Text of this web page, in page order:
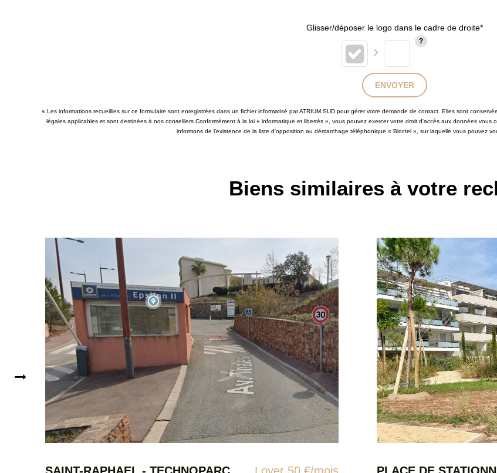
Glisser/déposer le logo dans le cadre de droite*
ENVOYER
« Les informations recueillies sur ce formulaire sont enregistrées dans un fichier informatisé par ATRIUM SUD pour gérer votre demande de contact. Elles sont
légales applicables et sont destinées à nos conseillers Conformément à la loi « informatique et libertés », vous pouvez exercer votre droit d'accès aux données vous
informons de l'existence de la liste d'opposition au démarchage téléphonique « Bloctel », sur laquelle vous pouvez
Biens similaires à votre